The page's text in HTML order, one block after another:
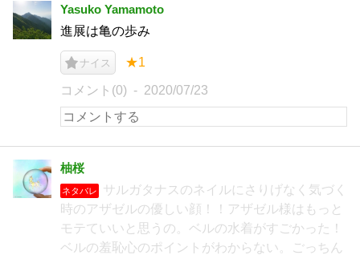
Yasuko Yamamoto
進展は亀の歩み
ナイス ★1
コメント(0) 2020/07/23
柚桜
ネタバレ
サルガタナスのネイルにさりげなく気づく
時のアザゼルの優しい顔！！アザゼル様はもっと
モテていいと思うの。ベルの水着がすごかった！
ベルの羞恥心のポイントがわからない。ごっちん